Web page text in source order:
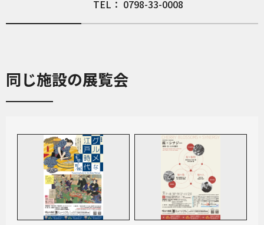
TEL： 0798-33-0008
同じ施設の展覧会